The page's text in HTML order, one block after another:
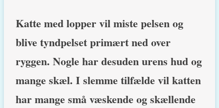
Katte med lopper vil miste pelsen og
blive tyndpelset primært ned over
ryggen. Nogle har desuden urens hud og
mange skæl. I slemme tilfælde vil katten
har mange små væskende og skællende